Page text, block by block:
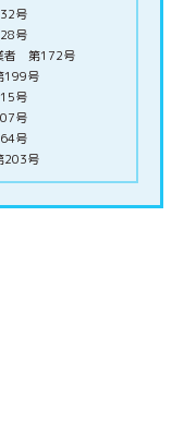
号
号
者 第172号
199号
号
号
号
203号